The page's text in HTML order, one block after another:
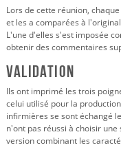
Lors de cette réunion,
et les a comparées à
L'une d'elles s'est imposée
obtenir des commentaires
Validation
Ils ont imprimé les trois
celui utilisé pour la
infirmières se sont échangé
n'ont pas réussi à choisir
version combinant les